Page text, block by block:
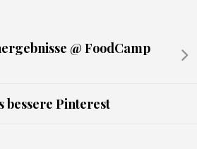
@ FoodCamp
bessere Pinterest